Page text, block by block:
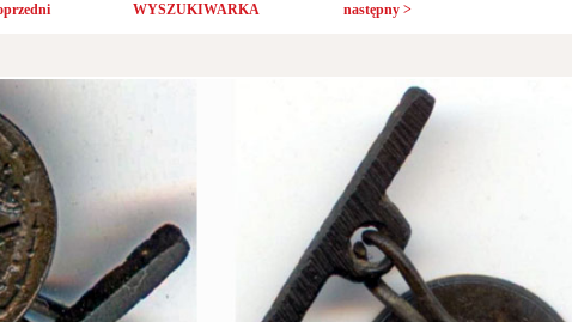
WYSZUKIWARKA następny >